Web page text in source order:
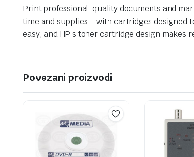
Print professional-quality documents and
time and supplies—with cartridges designed
easy, and HP s toner cartridge design
Povezani proizvodi